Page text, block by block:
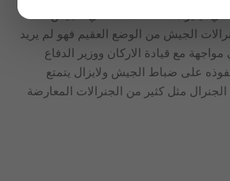
ليثير مشكلة حساسة في الجيش
الجيش من الوضع العقيم فهو لم يريد
مع قيادة الاركان ووزير الدفاع
على ضباط الجيش ولايزال يتمتع
الجنرال مثل كثير من الجنرالات المعارضة